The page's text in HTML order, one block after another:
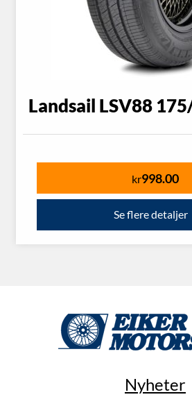
Landsail LSV88
kr998.00
Se flere detaljer
Nyheter